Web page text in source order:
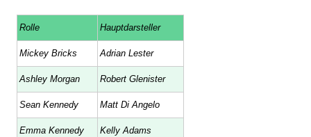
Rolle Hauptdarsteller
Mickey Bricks Adrian Lester
Ashley Morgan Robert Glenister
Sean Kennedy Matt Di Angelo
Emma Kennedy Kelly Adams